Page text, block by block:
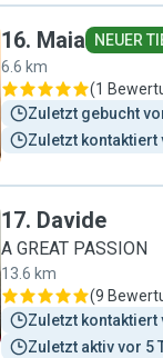
Julia die
verlässlich und sauber
Ihren verlässlichen
späteren Abwesenheit
zählen dürfen."
16. Maia
NEUER
6.6 km
(1
Zuletzt gebucht
Zuletzt kontaktiert
17. Davide
A GREAT PASSION
13.6 km
(9
Zuletzt kontaktiert
Zuletzt aktiv vor 5